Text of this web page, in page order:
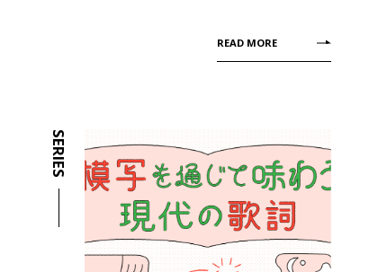
READ MORE
SERIES